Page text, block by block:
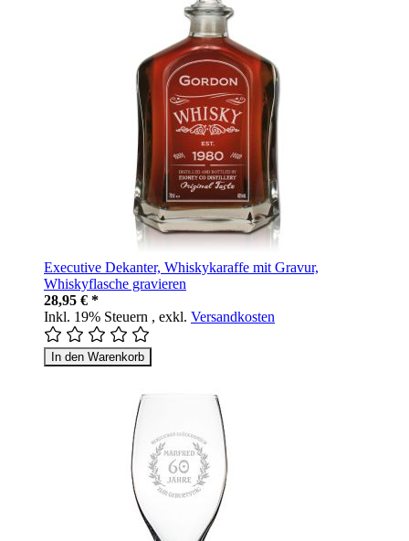
Executive Dekanter, Whiskykaraffe mit Gravur,
Whiskyflasche gravieren
28,95 € *
Inkl. 19% Steuern , exkl. Versandkosten
In den Warenkorb